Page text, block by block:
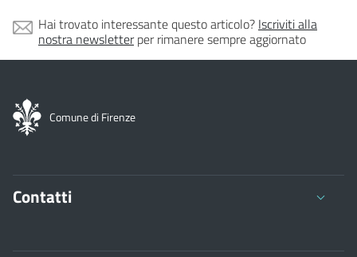
Hai trovato interessante questo articolo? Iscriviti alla
nostra newsletterper rimanere sempre aggiornato
Comune di Firenze
Contatti